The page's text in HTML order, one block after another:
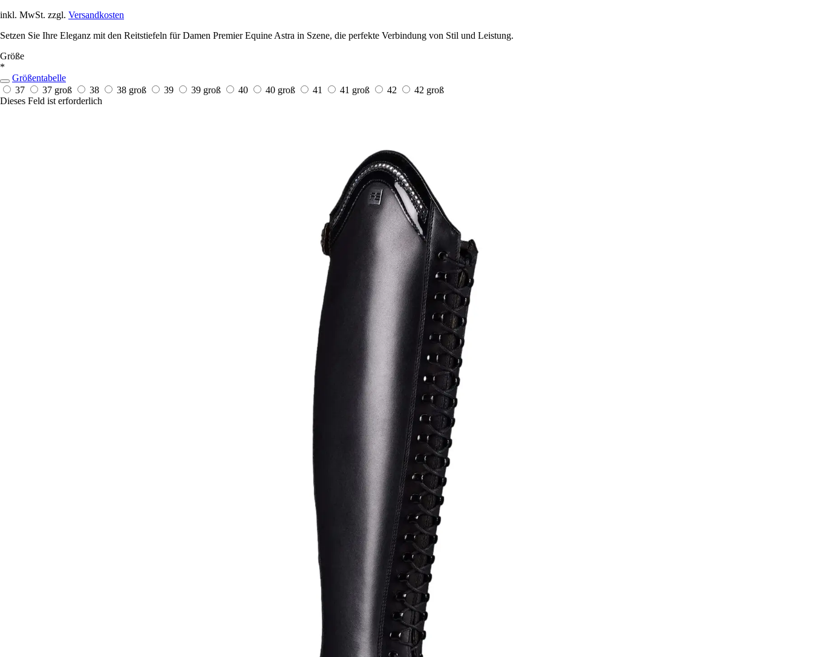
inkl. MwSt. zzgl. Versandkosten
Setzen Sie Ihre Eleganz mit den Reitstiefeln für Damen Premier Equine Astra in Szene, die perfekte Verbindung von Stil und Leistung.
Größe
*
Größentabelle
37
37 groß 38 38 groß 39 39 groß 40 40 groß 41 41 groß 42
42 groß
Dieses Feld ist erforderlich